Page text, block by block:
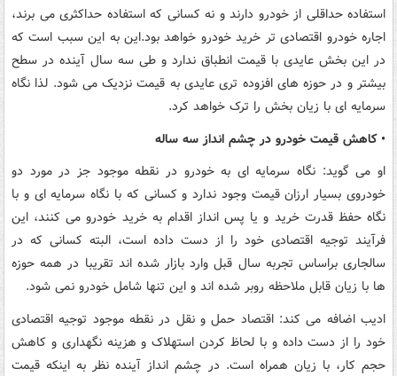
استفاده حداقلی از خودرو دارند و نه کسانی که استفاده حداکثری می برند،
اجاره خودرو اقتصادی تر خرید خودرو خواهد بود.این به این سبب است که
در این بخش عایدی با قیمت انطباق ندارد و طی سه سال آینده در سطح
بیشتر و در حوزه های افزوده تری عایدی به قیمت نزدیک می شود. لذا نگاه
سرمایه ای با زیان بخش را ترک خواهد کرد.
• کاهش قیمت خودرو در چشم انداز سه ساله
او می گوید: نگاه سرمایه ای به خودرو در نقطه موجود جز در مورد دو
خودروی بسیار ارزان قیمت وجود ندارد و کسانی که با نگاه سرمایه ای و با
نگاه حفظ قدرت خرید و یا پس انداز اقدام به خرید خودرو می کنند، این
فرآیند توجیه اقتصادی خود را از دست داده است، البته کسانی که در
سالجاری براساس تجربه سال قبل وارد بازار شده اند تقریبا در همه حوزه
ها با زیان قابل ملاحظه روبر شده اند و این تنها شامل خودرو نمی شود.
ادیب اضافه می کند: اقتصاد حمل و نقل در نقطه موجود توجیه اقتصادی
خود را از دست داده و با لحاظ کردن استهلاک و هزینه نگهداری و کاهش
حجم کار، با زیان همراه است. در چشم انداز آینده نظر به اینکه قیمت